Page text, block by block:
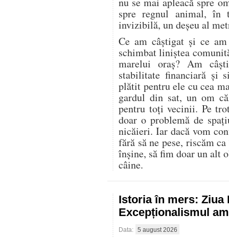
spre regnul animal, în
invizibilă, un deșeu al
Ce am câștigat și ce
schimbat liniștea
marelui oraș? Am
stabilitate financiară și
plătit pentru ele cu cea
gardul din sat, un om
pentru toți vecinii. Pe
doar o problemă de
nicăieri. Iar dacă vom
fără să ne pese, riscăm
înșine, să fim doar un alt
câine.
Istoria în mers: Ziua
Excepționalismul
Data: 5 august 2026